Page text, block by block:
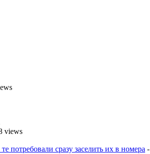
views
потребовали сразу заселить их в номера